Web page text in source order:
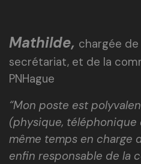
Mathilde, chargée de
secrétariat, et de la
PNHague
“Mon poste est
(physique, téléphonique
même temps en charge
enfin responsable de la